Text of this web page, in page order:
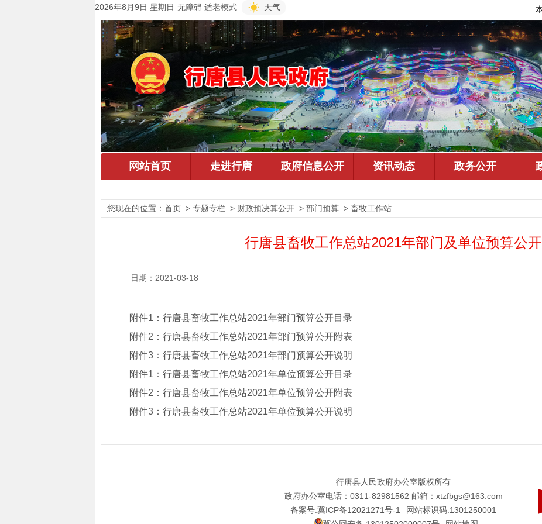
2026年8月9日 星期日 无障碍 适老模式 天气
您现在的位置： 首页 > 专题专栏 > 财政预决算公开 > 部门预算 > 畜牧工作站
行唐县畜牧工作总站2021年部门及单位预算公开
日期：2021-03-18
附件1： 行唐县畜牧工作总站2021年部门预算公开目录
附件2： 行唐县畜牧工作总站2021年部门预算公开附表
附件3： 行唐县畜牧工作总站2021年部门预算公开说明
附件1： 行唐县畜牧工作总站2021年单位预算公开目录
附件2： 行唐县畜牧工作总站2021年单位预算公开附表
附件3： 行唐县畜牧工作总站2021年单位预算公开说明